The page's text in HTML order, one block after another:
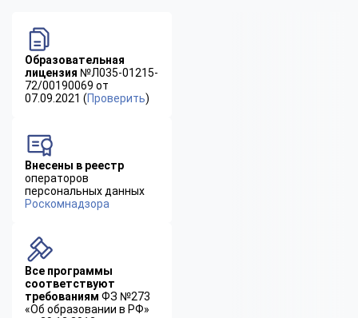
Образовательная
лицензия №Л035-01215-
72/00190069 от
07.09.2021 (Проверить)
Внесены в реестр
операторов
персональных данных
Роскомнадзора
Все программы
соответствуют
требованиям ФЗ №273
«Об образовании в РФ»